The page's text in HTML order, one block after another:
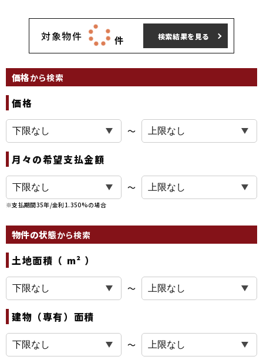
対象物件 件 検索結果を見る
価格から検索
価格
〜
月々の希望支払金額
〜
※支払期間35年/金利1.350%の場合
物件の状態から検索
土地面積（ m² ）
〜
建物（専有）面積
〜